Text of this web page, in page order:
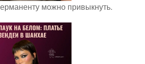
можно привыкнуть.